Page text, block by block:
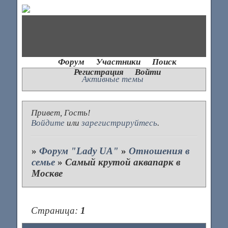
Форум Участники
Поиск
Регистрация
Войти
Активные темы
Привет, Гость!
Войдите или зарегистрируйтесь.
»Форум "Lady UA" »Отношения в
семье »Самый крутой аквапарк в
Москве
Страница:1